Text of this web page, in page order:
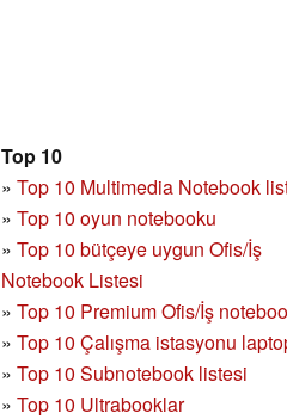
Top 10
» Top 10 Multimedia Notebook
» Top 10 oyun notebooku
» Top 10 bütçeye uygun Ofis/İş
Notebook Listesi
» Top 10 Premium Ofis/İş
» Top 10 Çalışma istasyonu
» Top 10 Subnotebook listesi
» Top 10 Ultrabooklar